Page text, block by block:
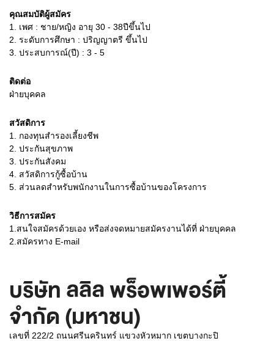
คุณสมบัติผู้สมัคร
1.
เพศ : ชาย/หญิง อายุ 30 - 38ปีขึ้นไป
2. ระดับการศึกษา : ปริญญาตรี ขึ้นไป
3. ประสบการณ์(ปี) : 3 - 5
ติดต่อ
ฝ่ายบุคคล
สวัสดิการ
1. กองทุนสำรองเลี้ยงชีพ
2. ประกันสุขภาพ
3. ประกันสังคม
4. สวัสดิการกู้ซื้อบ้าน
5. ส่วนลดสำหรับพนักงานในการซื้อบ้านของโครงการ
วิธีการสมัคร
1.สนใจสมัครด้วยเอง หรือส่งจดหมายสมัครงานได้ที่ ฝ่ายบุคคล
2.สมัครทาง E-mail
บริษัท ลลิล พร็อพเพอร์ตี้
จำกัด (มหาชน)
เลขที่ 222/2 ถนนศรีนครินทร์ แขวงหัวหมาก เขตบางกะปิ